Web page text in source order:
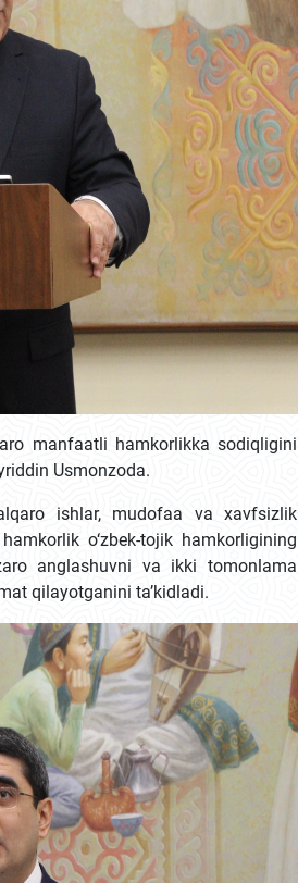
manfaatli hamkorlikka sodiqligini
Usmonzoda.
ishlar, mudofaa va xavfsizlik
o‘zbek-tojik hamkorligining
anglashuvni va ikki tomonlama
qilayotganini ta’kidladi.